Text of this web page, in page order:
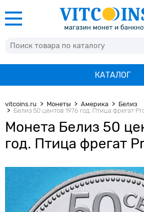
КАТАЛОГ
vitcoins.ru Монеты Америка
Белиз
Белиз 50 центов 1976 год. Птица фрегат
Монета Белиз 50
год. Птица фрегат